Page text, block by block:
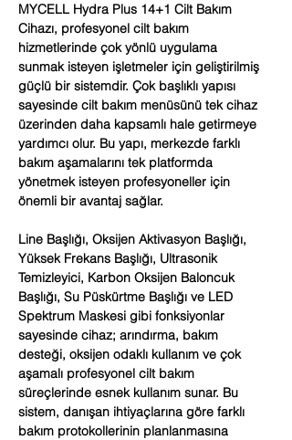
MYCELL Hydra Plus 14+1 Cilt Bakım
Cihazı, profesyonel cilt bakım
hizmetlerinde çok yönlü uygulama
sunmak isteyen işletmeler için geliştirilmiş
güçlü bir sistemdir. Çok başlıklı yapısı
sayesinde cilt bakım menüsünü tek cihaz
üzerinden daha kapsamlı hale getirmeye
yardımcı olur. Bu yapı, merkezde farklı
bakım aşamalarını tek platformda
yönetmek isteyen profesyoneller için
önemli bir avantaj sağlar.
Line Başlığı, Oksijen Aktivasyon Başlığı,
Yüksek Frekans Başlığı, Ultrasonik
Temizleyici, Karbon Oksijen Baloncuk
Başlığı, Su Püskürtme Başlığı ve LED
Spektrum Maskesi gibi fonksiyonlar
sayesinde cihaz; arındırma, bakım
desteği, oksijen odaklı kullanım ve çok
aşamalı profesyonel cilt bakım
süreçlerinde esnek kullanım sunar. Bu
sistem, danışan ihtiyaçlarına göre farklı
bakım protokollerinin planlanmasına